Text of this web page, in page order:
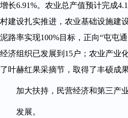
增长6.91%。农业总产值预计完成
村建设扎实推进，农业基础设施建
泥路率实现100%目标，正向“屯屯
经济组织已发展到15户；农业产业
了叶赫红果采摘节，取得了丰硕成果
加大扶持，民营经济和第三产
发展。